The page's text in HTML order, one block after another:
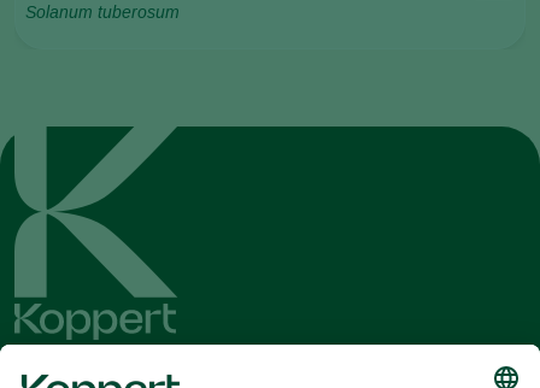
Solanum tuberosum